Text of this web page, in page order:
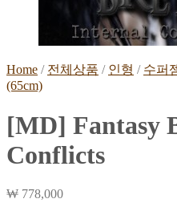
Home / 전체상품 / 인형 / 수퍼
(65cm)
[MD] Fantasy
Conflicts
₩ 778,000